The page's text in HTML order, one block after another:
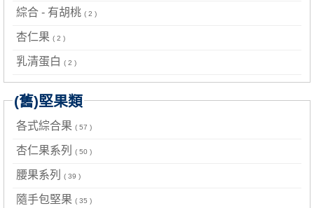
綜合 - 有胡桃 ( 2 )
杏仁果 ( 2 )
乳清蛋白 ( 2 )
(舊)堅果類
各式綜合果 ( 57 )
杏仁果系列 ( 50 )
腰果系列 ( 39 )
隨手包堅果 ( 35 )